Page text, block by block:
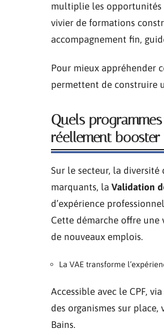
multiplie les opportunités
vivier de formations
accompagnement fin,
Pour mieux appréhender
permettent de construire
Quels
réellement
Sur le secteur, la
marquants, la Validation
d’expérience
Cette démarche offre
de nouveaux emplois.
La VAE transforme
Accessible avec le CPF,
des organismes sur
Bains.